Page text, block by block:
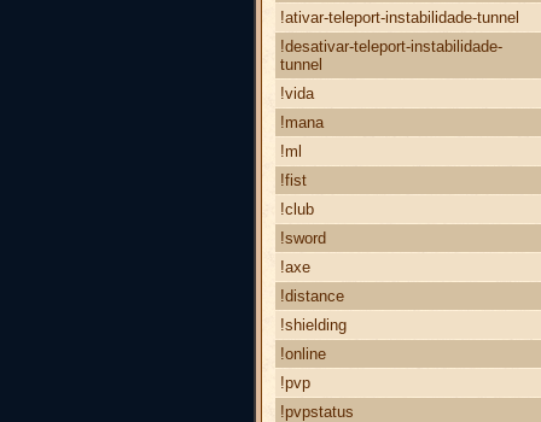
!ativar-teleport-instabilidade-tunnel
!desativar-teleport-instabilidade-
tunnel
!vida
!mana
!ml
!fist
!club
!sword
!axe
!distance
!shielding
!online
!pvp
!pvpstatus